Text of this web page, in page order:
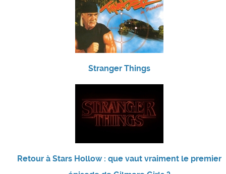
Stranger Things
Retour à Stars Hollow : que vaut vraiment le premier